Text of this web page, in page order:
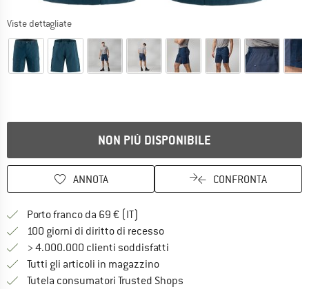
Viste dettagliate
NON PIÙ DISPONIBILE
ANNOTA CONFRONTA
Porto franco da 69 € (IT)
100 giorni di diritto di recessoVai alla politica di recesso qui
> 4.000.000 clienti soddisfatti
Tutti gli articoli in magazzino
Tutela consumatori Trusted Shops